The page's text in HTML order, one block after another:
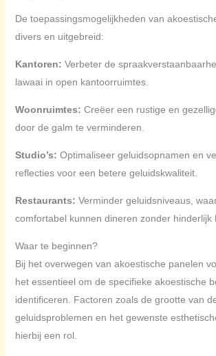
De toepassingsmogelijkheden van
divers en uitgebreid:
Kantoren: Verbeter de
lawaai in open kantoorruimtes.
Woonruimtes: Creëer een rustige en
door de galm te verminderen.
Studio’s: Optimaliseer geluidsopnamen en
reflecties voor een betere geluidskwaliteit.
Restaurants: Verminder geluidsniveaus,
comfortabel kunnen dineren zonder hinderlijk
Waar te beginnen?
Bij het overwegen van akoestische panelen
het essentieel om de specifieke akoestische
identificeren. Factoren zoals de grootte van
geluidsproblemen en het gewenste
hierbij een rol.